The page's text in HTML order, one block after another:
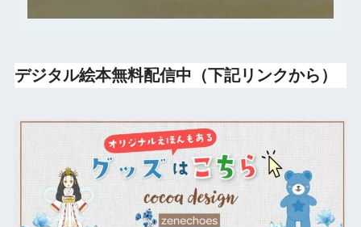
デジタル絵本無料配信中（下記リンクから）